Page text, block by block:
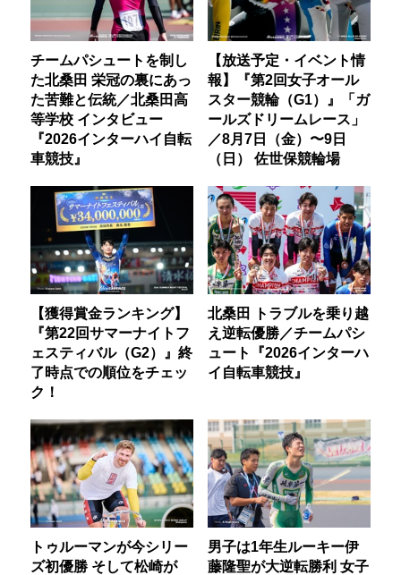
チームパシュートを制し
た北桑田 栄冠の裏にあっ
た苦難と伝統／北桑田高
等学校 インタビュー
『2026インターハイ自転
車競技』
【放送予定・イベント情
報】『第2回女子オール
スター競輪（G1）』「ガ
ールズドリームレース」
／8月7日（金）〜9日
（日） 佐世保競輪場
【獲得賞金ランキング】
『第22回サマーナイトフ
ェスティバル（G2）』終
了時点での順位をチェッ
ク！
北桑田 トラブルを乗り越
え逆転優勝／チームパシ
ュート『2026インターハ
イ自転車競技』
トゥルーマンが今シリー
ズ初優勝 そして松崎が
男子は1年生ルーキー伊
藤隆聖が大逆転勝利 女子